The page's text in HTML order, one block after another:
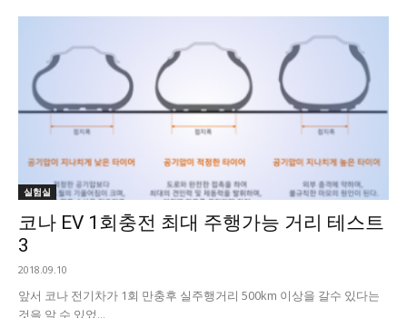
실험실
코나 EV 1회충전 최대 주행가능 거리 테스트
3
2018.09.10
앞서 코나 전기차가 1회 만충후 실주행거리 500km 이상을 갈수 있다는
것을 알 수 있었...